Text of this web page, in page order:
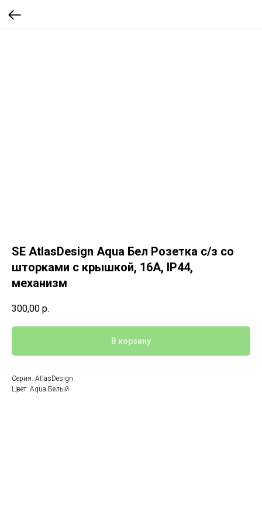
SE AtlasDesign Aqua Бел Розетка с/з со
шторками с крышкой, 16А, IP44,
механизм
300,00 р.
В корзину
Серия: AtlasDesign
Цвет: Aqua Белый